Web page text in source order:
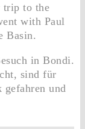
trip to the
with Paul
Basin.
in Bondi.
sind für
und